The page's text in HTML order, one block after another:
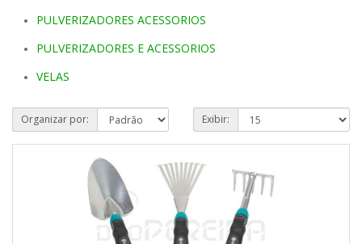
PULVERIZADORES ACESSORIOS
PULVERIZADORES E ACESSORIOS
VELAS
Organizar por: Exibir: